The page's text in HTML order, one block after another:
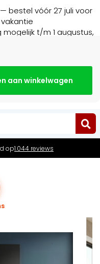
bestel vóór 27 juli voor
t/m 1 augustus,
op1.044 reviews
aan winkelwagen